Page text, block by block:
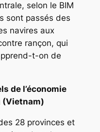
selon le BIM
sont passés des
navires aux
rançon, qui
t-on de
de l’économie
(Vietnam)
28 provinces et